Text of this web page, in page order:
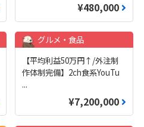
¥480,000
グルメ・食品
【平均利益50万円↑/外注制
作体制完備】2ch食系YouTu
...
¥7,200,000